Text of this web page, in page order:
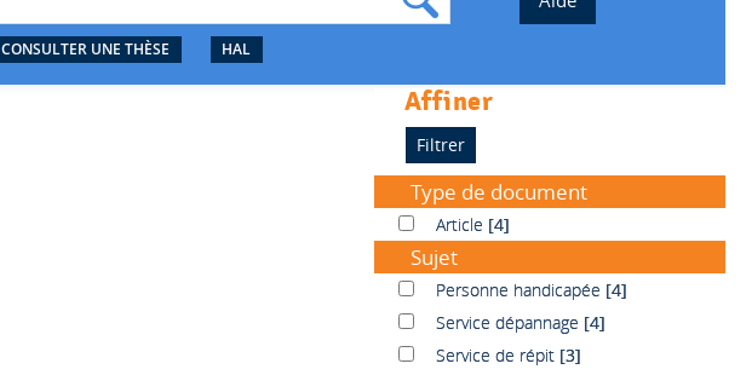
CONSULTER UNE THÈSE HAL
affiner
Type de document
ArticleArticle [4]
Sujet
Personne handicapée
Personne handicapée [4]
Service dépannage
Service dépannage [4]
Service de répit
Service de répit [3]